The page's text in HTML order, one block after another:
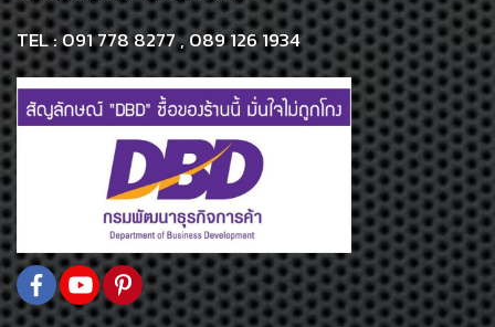
TEL : 091 778 8277 , 089 126 1934